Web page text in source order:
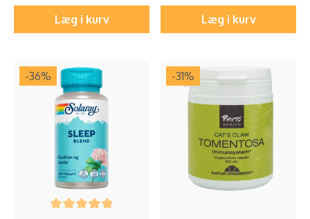
Læg i kurv Læg i kurv
-36% -31%